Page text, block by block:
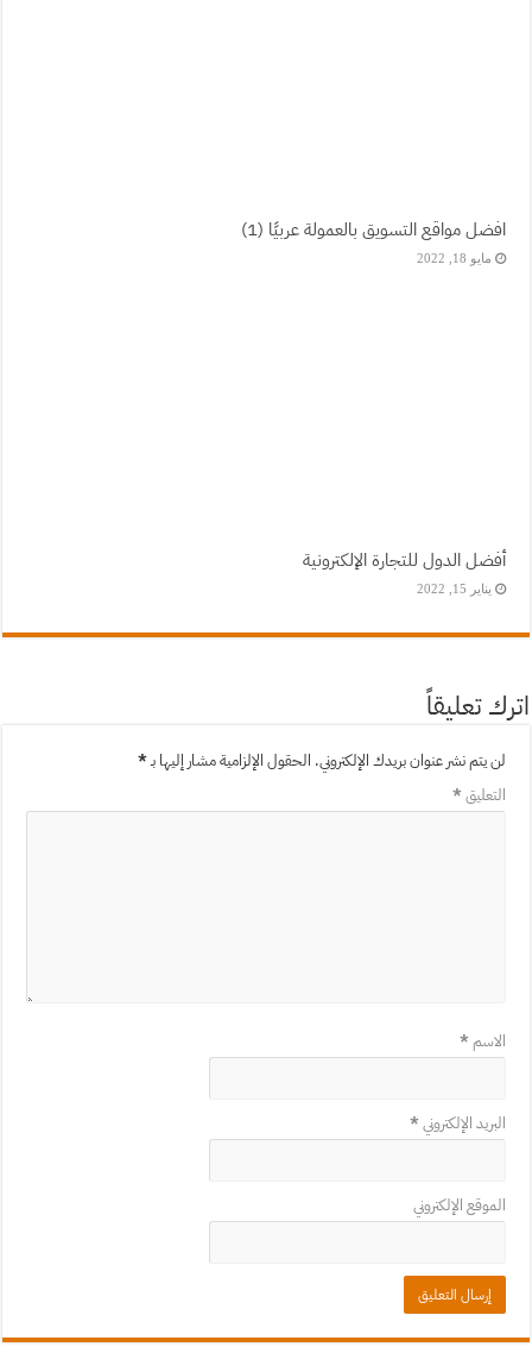
افضل مواقع التسويق بالعمولة عربيًا (1)
مايو 18, 2022
أفضل الدول للتجارة الإلكترونية
يناير 15, 2022
اترك تعليقاً
لن يتم نشر عنوان بريدك الإلكتروني. الحقول الإلزامية مشار إليها بـ*
التعليق*
الاسم*
البريد الإلكتروني*
الموقع الإلكتروني